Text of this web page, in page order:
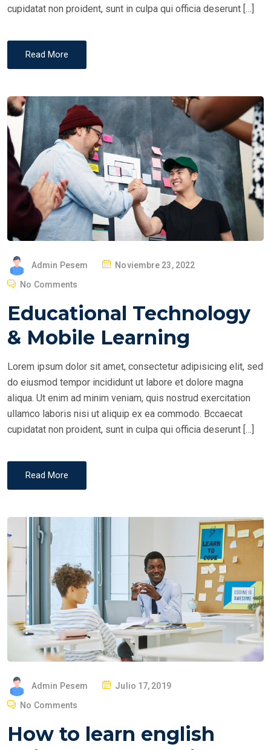
cupidatat non proident, sunt in culpa qui officia deserunt […]
Read More
Admin Pesem
P
T
D
Noviembre 23, 2022
No Comments
Educational Technology
& Mobile Learning
Lorem ipsum dolor sit amet, consectetur adipisicing elit, sed
do eiusmod tempor incididunt ut labore et dolore magna
aliqua. Ut enim ad minim veniam, quis nostrud exercitation
ullamco laboris nisi ut aliquip ex ea commodo. Bccaecat
cupidatat non proident, sunt in culpa qui officia deserunt […]
Read More
Admin Pesem
T
Julio 17, 2019
No Comments
How to learn english